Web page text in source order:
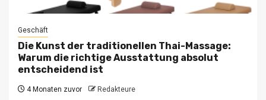
Geschäft
Die Kunst der traditionellen Thai-Massage:
Warum die richtige Ausstattung absolut
entscheidend ist
4 Monaten zuvor Redakteure